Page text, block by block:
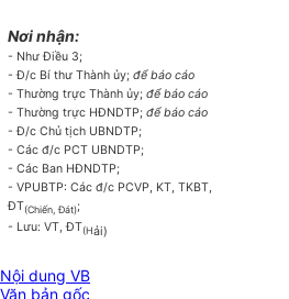
Nơi nhận:
- Như Điều 3;
- Đ/c Bí thư Thành ủy;để báo cáo
- Thường trực Thành ủy;để báo cáo
- Thường trực HĐNDTP;để báo cáo
- Đ/c Chủ tịch UBNDTP;
- Các đ/c PCT UBNDTP;
- Các Ban HĐNDTP;
- VPUBTP: Các đ/c PCVP, KT, TKBT,
ĐT(Chiến, Đát);
- Lưu: VT, ĐT(Hải)
Nội dung VB
Văn bản gốc